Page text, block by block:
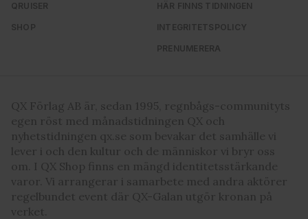
QRUISER
SHOP
HÄR FINNS TIDNINGEN
INTEGRITETSPOLICY
PRENUMERERA
QX Förlag AB är, sedan 1995, regnbågs-communityts
egen röst med månadstidningen QX och
nyhetstidningen qx.se som bevakar det samhälle vi
lever i och den kultur och de människor vi bryr oss
om. I QX Shop finns en mängd identitetsstärkande
varor. Vi arrangerar i samarbete med andra aktörer
regelbundet event där QX-Galan utgör kronan på
verket.